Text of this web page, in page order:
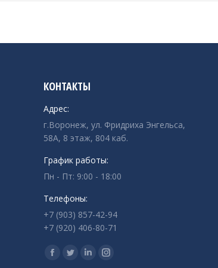
КОНТАКТЫ
Адрес:
г.Воронеж, ул. Фридриха Энгельса,
58А, 8 этаж, 804 каб.
График работы:
Пн - Пт: 9:00 - 18:00
Телефоны:
+7 (903) 857-42-94
+7 (920) 406-80-71
Ищите нас:
СтраницаСтраница
СтраницаСтраница